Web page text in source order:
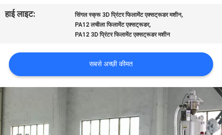
एक
का
अनुरोध
करें
साइटमैप
हाई लाइट:
सिंगल स्क्रू 3D प्रिंटर फिलामेंट एक्सट्रूडर मशीन,
PA12 लचीला फिलामेंट एक्सट्रूडर,
PA12 3D प्रिंटर फिलामेंट एक्सट्रूडर मशीन
सबसे अच्छी कीमत